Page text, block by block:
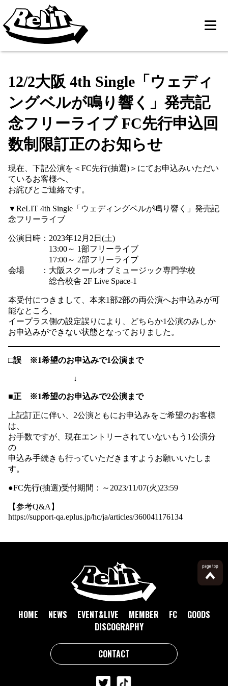
12/2大阪 4th Single「ウェディ
ングベルが鳴り響く」発売記
念フリーライブ FC先行申込回
数制限訂正のお知らせ
現在、下記公演を＜FC先行(抽選)＞にてお申込みいただい
ているお客様へ、
お詫びとご連絡です。
▼ReLIT 4th Single「ウェディングベルが鳴り響く」発売記
念フリーライブ
公演日時：2023年12月2日(土)
13:00～ 1部フリーライブ
17:00～ 2部フリーライブ
会場 ：大阪スクールオブミュージック専門学校
総合校舎 2F Live Space-1
本受付につきまして、本来1部2部の両公演へお申込みが可
能なところ、
イープラス側の設定誤りにより、どちらか1公演のみしか
お申込みができない状態となっておりました。
□誤 ※1希望のお申込みで1公演まで
↓
■正 ※1希望のお申込みで2公演まで
上記訂正に伴い、2公演ともにお申込みをご希望のお客様
は、
お手数ですが、現在エントリーされていないもう1公演分
の
申込み手続きも行っていただきますようお願いいたしま
す。
●FC先行(抽選)受付期間：～2023/11/07(火)23:59
【参考Q&A】
https://support-qa.eplus.jp/hc/ja/articles/360041176134
HOME NEWS EVENT&LIVE MEMBER FC
GOODS
DISCOGRAPHY
CONTACT